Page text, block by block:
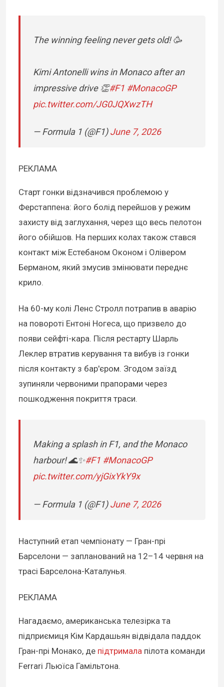
The winning feeling never gets old! 🥳
Kimi Antonelli wins in Monaco after an
impressive drive 👏#F1 #MonacoGP
pic.twitter.com/JG0JQXwzTH
— Formula 1 (@F1)June 7, 2026
РЕКЛАМА
Старт гонки відзначився проблемою у
Ферстаппена: його болід перейшов у режим
захисту від заглухання, через що весь пелотон
його обійшов. На перших колах також стався
контакт між Естебаном Оконом і Олівером
Берманом, який змусив змінювати переднє
крило.
На 60-му колі Ленс Стролл потрапив в аварію
на повороті Ентоні Ногеса, що призвело до
появи сейфті-кара. Після рестарту Шарль
Леклер втратив керування та вибув із гонки
після контакту з бар'єром. Згодом заїзд
зупиняли червоними прапорами через
пошкодження покриття траси.
Making a splash in F1, and the Monaco
harbour! 🌊✨#F1 #MonacoGP
pic.twitter.com/yjGixYkY9x
— Formula 1 (@F1)June 7, 2026
Наступний етап чемпіонату — Гран-прі
Барселони — запланований на 12–14 червня на
трасі Барселона-Каталунья.
РЕКЛАМА
Нагадаємо, американська телезірка та
підприємиця Кім Кардашьян відвідала паддок
Гран-прі Монако, де підтримала пілота команди
Ferrari Льюїса Гамільтона.